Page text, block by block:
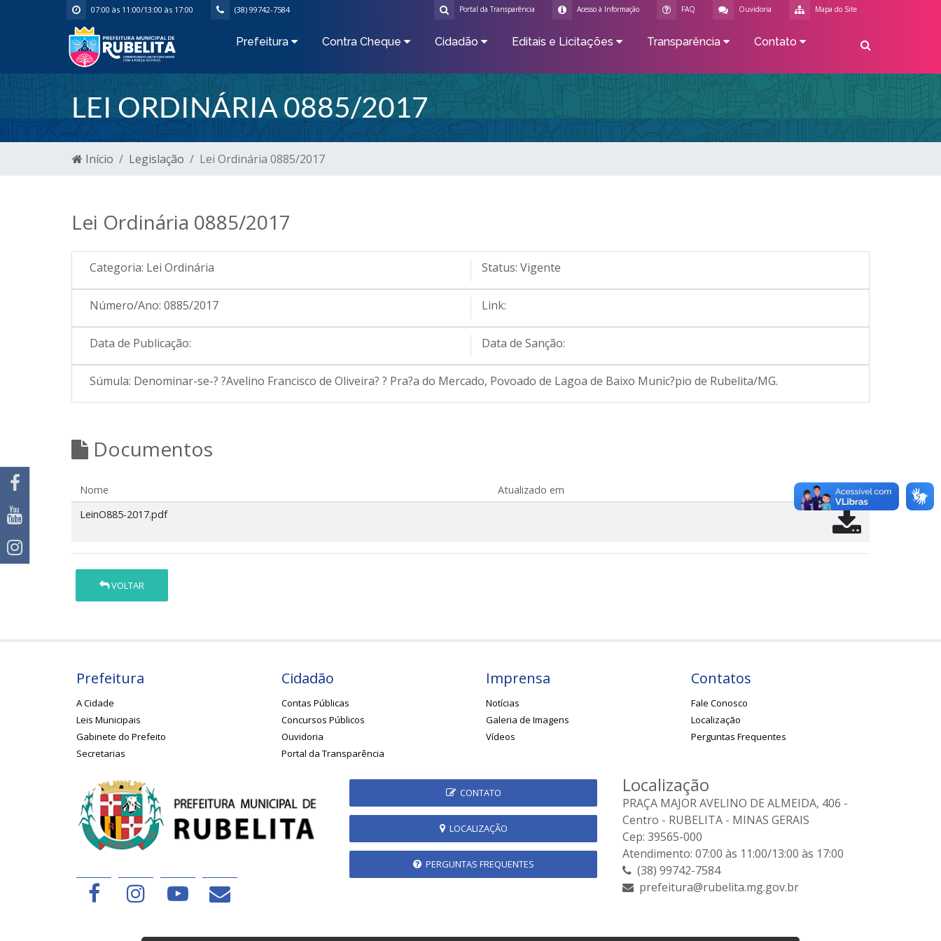
07:00 às 11:00/13:00 às 17:00 (38) 99742-7584 Mapa do Site
Ouvidoria
FAQ
Acesso à Informação
Portal da Transparência
Prefeitura Contra Cheque Cidadão Editais e Licitações Transparência Contato
LEI ORDINÁRIA 0885/2017
Início Legislação Lei Ordinária 0885/2017
Lei Ordinária 0885/2017
Categoria: Lei Ordinária Status: Vigente
Número/Ano: 0885/2017 Link:
Data de Publicação: Data de Sanção:
Súmula: Denominar-se-? ?Avelino Francisco de Oliveira? ? Pra?a do Mercado, Povoado de Lagoa de Baixo Munic?pio de Rubelita/MG.
Documentos
Nome
Atualizado em
LeinO885-2017.pdf
VOLTAR
Prefeitura
A Cidade
Leis Municipais
Gabinete do Prefeito
Secretarias
Cidadão
Contas Públicas
Concursos Públicos
Ouvidoria
Portal da Transparência
Imprensa
Notícias
Galeria de Imagens
Vídeos
Contatos
Fale Conosco
Localização
Perguntas Frequentes
CONTATO
LOCALIZAÇÃO
PERGUNTAS FREQUENTES
Localização
PRAÇA MAJOR AVELINO DE ALMEIDA, 406 -
Centro - RUBELITA - MINAS GERAIS
Cep: 39565-000
Atendimento: 07:00 às 11:00/13:00 às 17:00
(38) 99742-7584
prefeitura@rubelita.mg.gov.br